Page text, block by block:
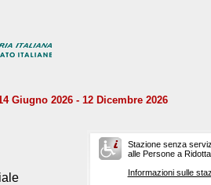
Giugno 2026 - 12 Dicembre 2026
Stazione senza
alle Persone a
Informazioni sulle